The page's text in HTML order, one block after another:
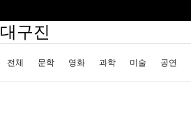
대구진
전체 문학 영화 과학 미술 공연